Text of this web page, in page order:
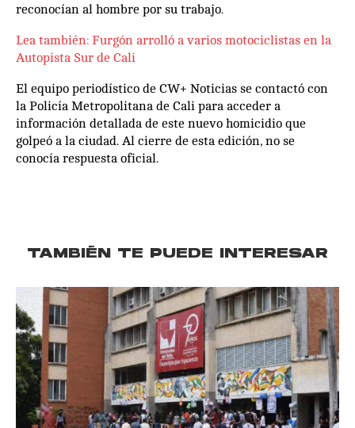
reconocían al hombre por su trabajo.
Lea también: Furgón arrolló a varios motociclistas en la
Autopista Sur de Cali
El equipo periodístico de CW+ Noticias se contactó con
la Policía Metropolitana de Cali para acceder a
información detallada de este nuevo homicidio que
golpeó a la ciudad. Al cierre de esta edición, no se
conocía respuesta oficial.
TAMBIÉN TE PUEDE INTERESAR